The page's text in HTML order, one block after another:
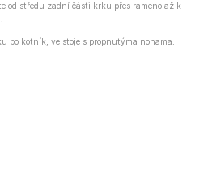
od středu zadní části krku přes rameno až k
po kotník, ve stoje s propnutýma nohama.